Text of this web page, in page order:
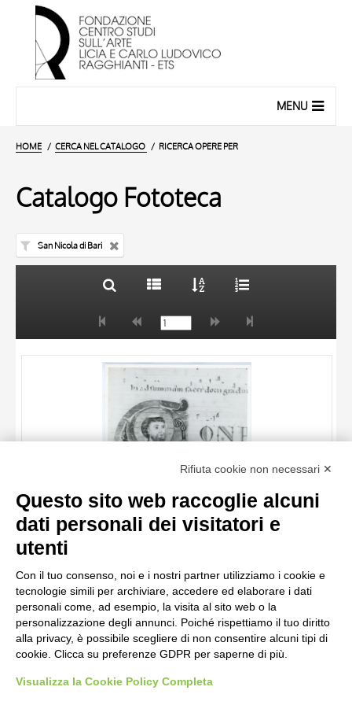
MENU
HOME CERCA NEL CATALOGO RICERCA OPERE PER
Catalogo Fototeca
San Nicola di Bari
AUTORE
OGGETTO
LOCALIZZAZIONE
20 RISULTATI
Anonimo italiano sec. XII , Iniziale C, Iniziale abitata, Santo
vescovo, San Nicola di Bari, Motivi decorativi fitomorfi
OGGETTO
LOCALIZZAZIONE
Rifiuta cookie non necessari ✕
Questo sito web raccoglie alcuni
dati personali dei visitatori e
utenti
Con il tuo consenso, noi e i nostri partner utilizziamo i cookie e
tecnologie simili per archiviare, accedere ed elaborare i dati
personali come, ad esempio, la visita al sito web o la
personalizzazione degli annunci. Poiché rispettiamo il tuo diritto
alla privacy, è possibile scegliere di non consentire alcuni tipi di
cookie. Clicca su preferenze GDPR per saperne di più.
Visualizza la Cookie Policy Completa